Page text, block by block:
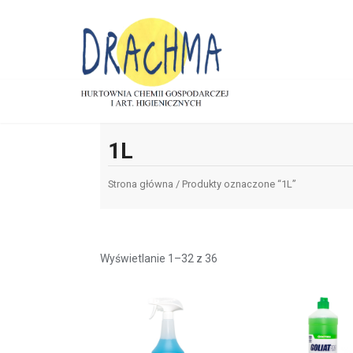
1L
Strona główna / Produkty oznaczone “1L”
Wyświetlanie 1–32 z 36